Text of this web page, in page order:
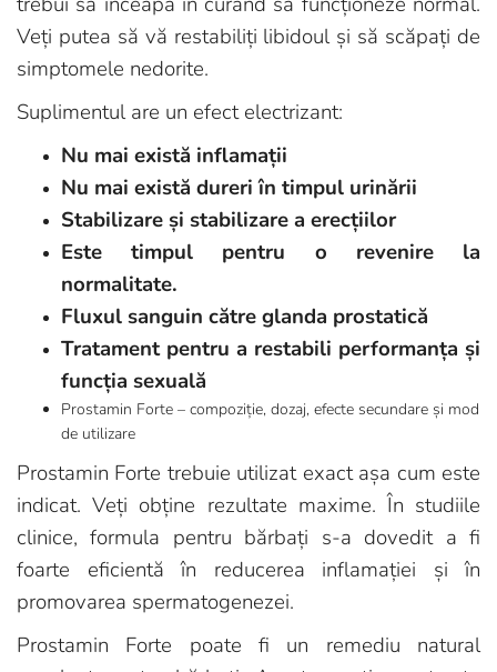
Veți putea să vă restabiliți libidoul și să scăpați de
simptomele nedorite.
Suplimentul are un efect electrizant:
Nu mai există inflamații
Nu mai există dureri în timpul urinării
Stabilizare și stabilizare a erecțiilor
Este timpul pentru o revenire la
normalitate.
Fluxul sanguin către glanda prostatică
Tratament pentru a restabili performanța și
funcția sexuală
Prostamin Forte – compoziție, dozaj, efecte secundare și mod
de utilizare
Prostamin Forte trebuie utilizat exact așa cum este
indicat. Veți obține rezultate maxime. În studiile
clinice, formula pentru bărbați s-a dovedit a fi
foarte eficientă în reducerea inflamației și în
promovarea spermatogenezei.
Prostamin Forte poate fi un remediu natural